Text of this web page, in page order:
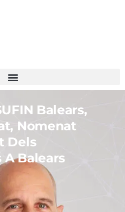
Balears,
Nomenat
Dels
A Balears